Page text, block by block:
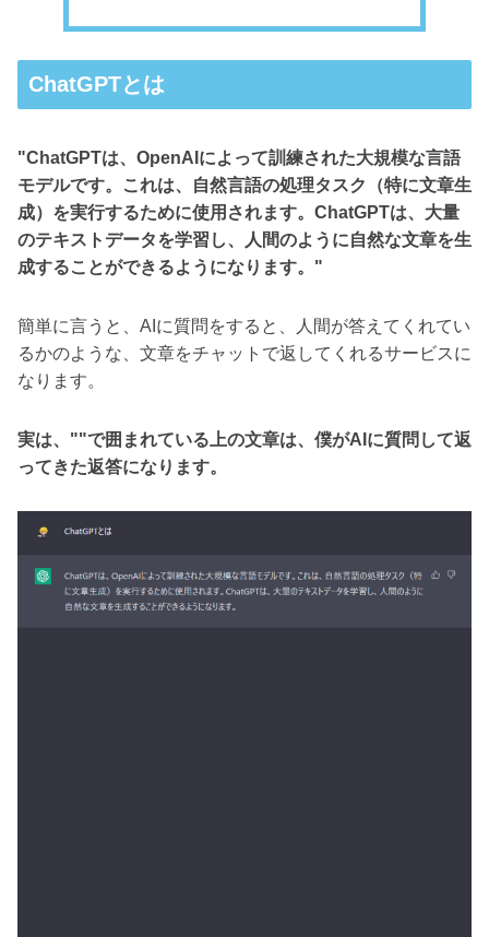
ChatGPTとは
"ChatGPTは、OpenAIによって訓練された大規模な言語
モデルです。これは、自然言語の処理タスク（特に文章生
成）を実行するために使用されます。ChatGPTは、大量
のテキストデータを学習し、人間のように自然な文章を生
成することができるようになります。"
簡単に言うと、AIに質問をすると、人間が答えてくれてい
るかのような、文章をチャットで返してくれるサービスに
なります。
実は、""で囲まれている上の文章は、僕がAIに質問して返
ってきた返答になります。